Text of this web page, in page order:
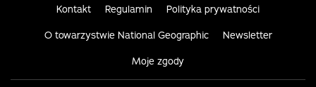
Kontakt Regulamin Polityka prywatności
O towarzystwie National Geographic Newsletter
Moje zgody